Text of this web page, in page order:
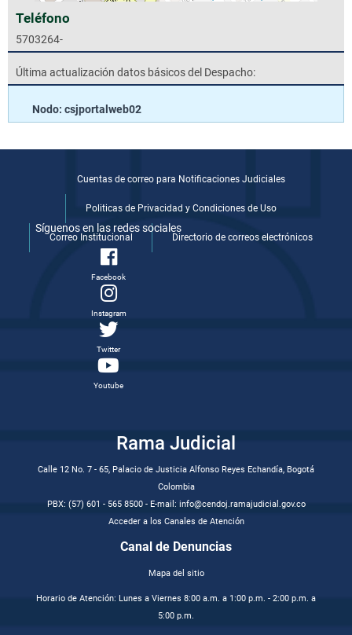
Teléfono
5703264-
Última actualización datos básicos del Despacho:
Nodo: csjportalweb02
Cuentas de correo para Notificaciones Judiciales
Politicas de Privacidad y Condiciones de Uso
Correo Institucional Directorio de correos electrónicos
Síguenos en las redes sociales
Facebook
Instagram
Twitter
Youtube
Rama Judicial
Calle 12 No. 7 - 65, Palacio de Justicia Alfonso Reyes Echandía, Bogotá
Colombia
PBX: (57) 601 - 565 8500 - E-mail: info@cendoj.ramajudicial.gov.co
Acceder a los Canales de Atención
Canal de Denuncias
Mapa del sitio
Horario de Atención: Lunes a Viernes 8:00 a.m. a 1:00 p.m. - 2:00 p.m. a
5:00 p.m.